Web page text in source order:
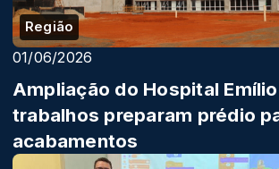
Região
01/06/2026
Ampliação do Hospital
trabalhos preparam prédio
acabamentos